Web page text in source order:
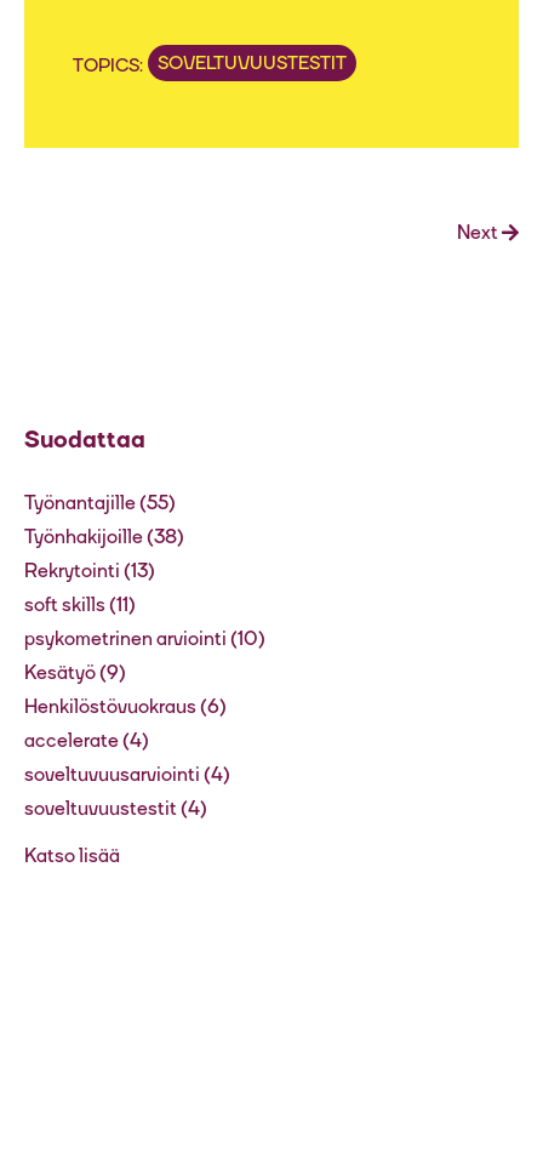
TOPICS: SOVELTUVUUSTESTIT
Next
Suodattaa
Työnantajille(55)
Työnhakijoille(38)
Rekrytointi(13)
soft skills(11)
psykometrinen arviointi(10)
Kesätyö(9)
Henkilöstövuokraus(6)
accelerate(4)
soveltuvuusarviointi(4)
soveltuvuustestit(4)
Katso lisää